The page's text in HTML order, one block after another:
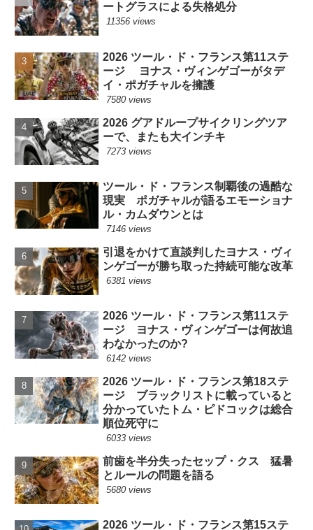
ートグラスによる失格処分
11356 views
2026 ツール・ド・フランス第11ステ
ージ ヨナス・ヴィンゲゴーがタデ
イ・ポガチャルを擁護
7580 views
2026 グアドループサイクリングツア
ーで、またも大インチキ
7273 views
ツール・ド・フランス制覇後の過酷な
現実 ポガチャルが語るエモーショナ
ル・カムダウンとは
7146 views
引退をかけて直談判したヨナス・ヴィ
ンゲゴーが勝ち取った持続可能な改革
6381 views
2026 ツール・ド・フランス第11ステ
ージ ヨナス・ヴィンゲゴーは何故追
わなかったのか?
6142 views
2026 ツール・ド・フランス第18ステ
ージ ブラックリストに載っていると
分かっていたトム・ピドコックは総合
順位死守に
6033 views
前歯を半分失ったセップ・クス 猛暑
とルールの問題を語る
5680 views
2026 ツール・ド・フランス第15ステ